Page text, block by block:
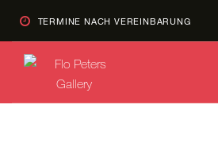
TERMINE NACH VEREINBARUNG